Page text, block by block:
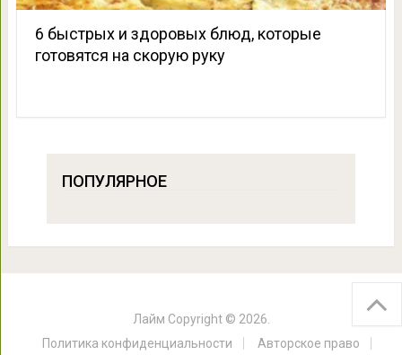
6 быстрых и здоровых блюд, которые
готовятся на скорую руку
ПОПУЛЯРНОЕ
Лайм Copyright © 2026.
Политика конфиденциальности
Авторское право